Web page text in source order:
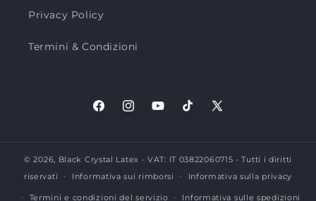
Privacy Policy
Termini & Condizioni
FacebookInstagramYouTubeTikTokX
© 2026, Black Crystal Latex - VAT: IT 03822060715 - Tutti i diritti
riservati
Informativa sui rimborsi Informativa sulla privacy
Termini e condizioni del servizio Informativa sulle spedizioni